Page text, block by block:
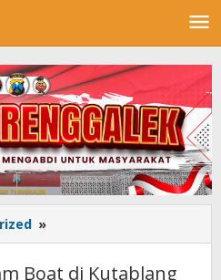
»
Siagakan
Boat di Kutablang